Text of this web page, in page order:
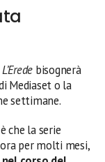
L’Erede bisognerà
Mediaset o la
settimane.
che la serie
per molti mesi,